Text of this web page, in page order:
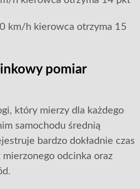
km/h kierowca otrzyma 15
pomiar
który mierzy dla każdego
samochodu średnią
bardzo dokładnie czas
odcinka oraz